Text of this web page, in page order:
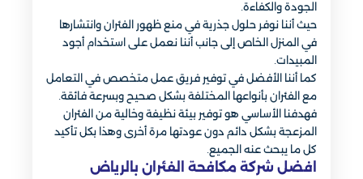
الجودة والكفاءة.
حيث أننا نوفر حلول جذرية في منع ظهور الفئران وانتشارها
في المنزل الخاص إلى جانب أننا نعمل على استخدام أجود
المبيدات.
كما أننا الأفضل في توفير فريق عمل متخصص في التعامل
مع الفئران بأنواعها المختلفة بشكل صحيح وبسرعة فائقة.
فهدفنا الأساسي هو توفير بيئة نظيفة وخالية من الفئران
المزعجة بشكل دائم دون عودتها مرة أخرى وهذا بكل تأكيد
كل ما يبحث عنه الجميع.
افضل شركة مكافحة الفئران بالرياض